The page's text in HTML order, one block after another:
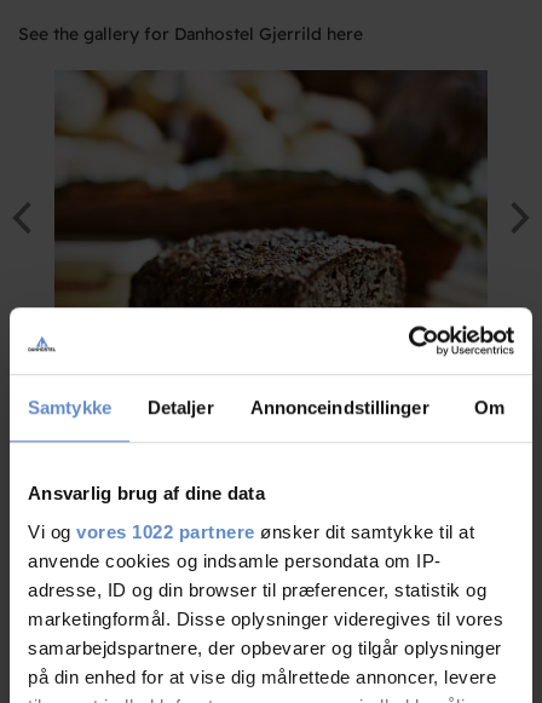
Samtykke Detaljer Annonceindstillinger Om
Ansvarlig brug af dine data
Vi og vores 1022 partnere ønsker dit samtykke til at
anvende cookies og indsamle persondata om IP-
adresse, ID og din browser til præferencer, statistik og
marketingformål. Disse oplysninger videregives til vores
samarbejdspartnere, der opbevarer og tilgår oplysninger
på din enhed for at vise dig målrettede annoncer, levere
See the gallery for Danhostel Gjerrild here
Events
Hold your next event at Danhostel Gjerrild located in the scenic area of North
Djursland between the beach and the forest.
We receive many inquiries regarding events at Danhostel Gjerrild and we are
pleased to inform you that we provide cosy rooms and good facilities to
create the perfect setting for any event. Whether you plan a wedding,
confirmation, christening, birthday, or any other special occasion, we look